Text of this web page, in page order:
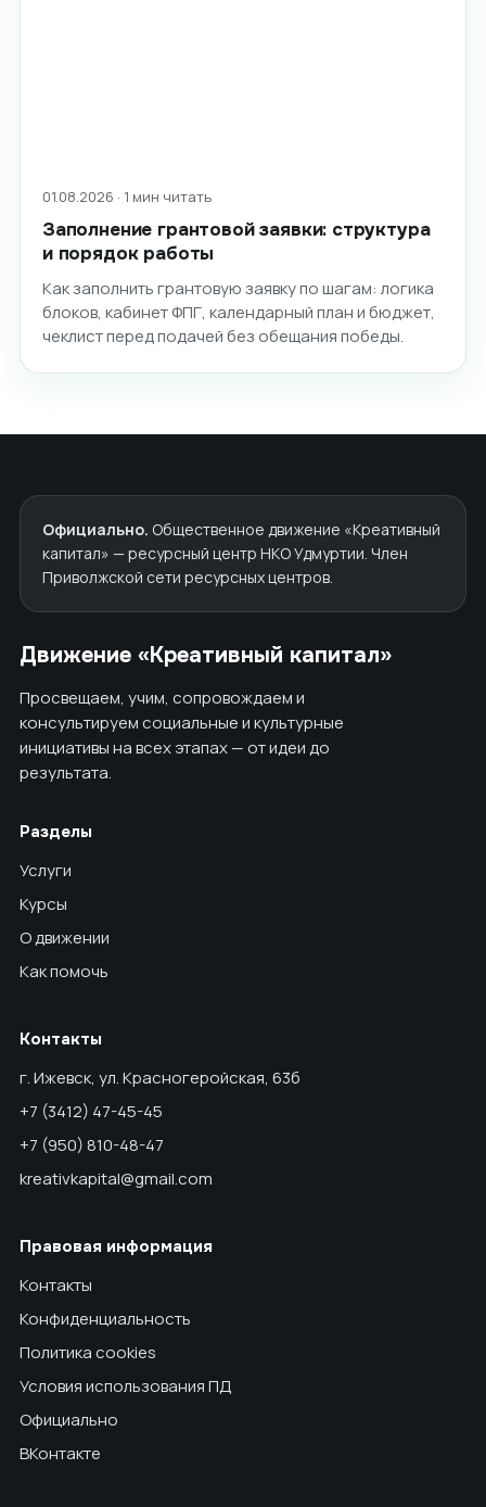
01.08.2026 · 1 мин читать
Заполнение грантовой заявки: структура
и порядок работы
Как заполнить грантовую заявку по шагам: логика
блоков, кабинет ФПГ, календарный план и бюджет,
чеклист перед подачей без обещания победы.
Официально. Общественное движение «Креативный
капитал» — ресурсный центр НКО Удмуртии. Член
Приволжской сети ресурсных центров.
Движение «Креативный капитал»
Просвещаем, учим, сопровождаем и
консультируем социальные и культурные
инициативы на всех этапах — от идеи до
результата.
Разделы
Услуги
Курсы
О движении
Как помочь
Контакты
г. Ижевск, ул. Красногеройская, 63б
+7 (3412) 47-45-45
+7 (950) 810-48-47
kreativkapital@gmail.com
Правовая информация
Контакты
Конфиденциальность
Политика cookies
Условия использования ПД
Официально
ВКонтакте